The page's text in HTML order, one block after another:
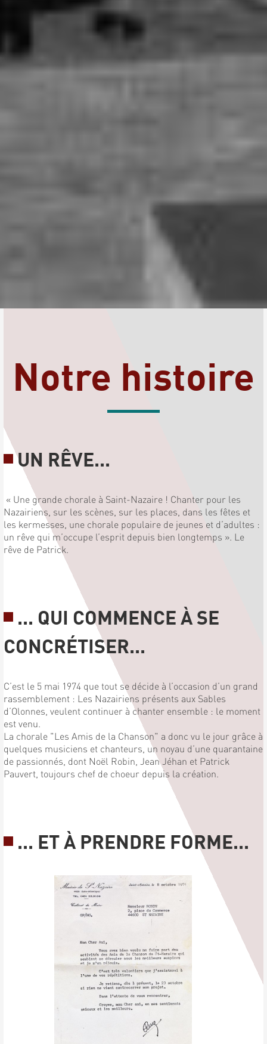
Notre histoire
UN RÊVE...
« Une grande chorale à Saint-Nazaire ! Chanter pour les
Nazairiens, sur les scènes, sur les places, dans les fêtes et
les kermesses, une chorale populaire de jeunes et d’adultes :
un rêve qui m’occupe l’esprit depuis bien longtemps ». Le
rêve de Patrick.
... QUI COMMENCE À SE
CONCRÉTISER...
C’est le 5 mai 1974 que tout se décide à l’occasion d’un grand
rassemblement : Les Nazairiens présents aux Sables
d’Olonnes, veulent continuer à chanter ensemble : le moment
est venu.
La chorale "Les Amis de la Chanson" a donc vu le jour grâce à
quelques musiciens et chanteurs, un noyau d’une quarantaine
de passionnés, dont Noël Robin, Jean Jéhan et Patrick
Pauvert, toujours chef de choeur depuis la création.
... ET À PRENDRE FORME...